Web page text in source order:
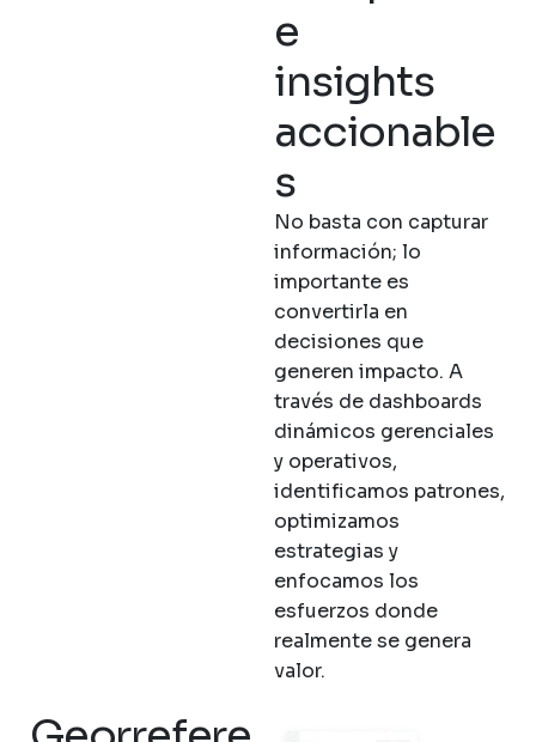
e
insights
accionable
s
No basta con capturar
información; lo
importante es
convertirla en
decisiones que
generen impacto. A
través de dashboards
dinámicos gerenciales
y operativos,
identificamos patrones,
optimizamos
estrategias y
enfocamos los
esfuerzos donde
realmente se genera
valor.